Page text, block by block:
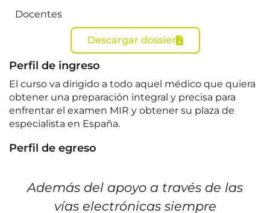
Docentes
Descargar dossier
Perfil de ingreso
El curso va dirigido a todo aquel médico que quiera
obtener una preparación integral y precisa para
enfrentar el examen MIR y obtener su plaza de
especialista en España.
Perfil de egreso
Además del apoyo a través de las
vías electrónicas siempre